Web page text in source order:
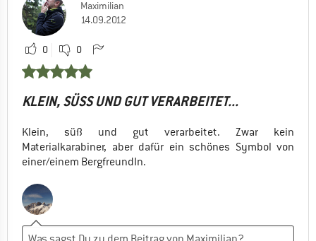
Maximilian
14.09.2012
0 0
KLEIN, SÜSS UND GUT VERARBEITET...
Klein, süß und gut verarbeitet. Zwar kein
Materialkarabiner, aber dafür ein schönes Symbol von
einer/einem BergfreundIn.